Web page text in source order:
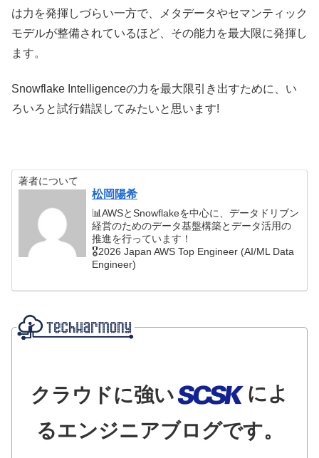
は力を発揮しづらい一方で、メタデータやセマンティック
モデルが整備されているほど、その能力を最大限に発揮し
ます。
Snowflake Intelligenceの力を最大限引き出すために、い
ろいろと試行錯誤してみたいと思います!
著者について
松岡陽希
📊AWSとSnowflakeを中心に、データドリブン
経営のためのデータ基盤構築とデータ活用の
推進を行っています！
🎖️2026 Japan AWS Top Engineer (AI/ML Data
Engineer)
クラウドに強い
によ
るエンジニアブログです。